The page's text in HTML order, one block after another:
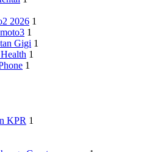
2026 1
1
Gigi 1
1
1
KPR 1